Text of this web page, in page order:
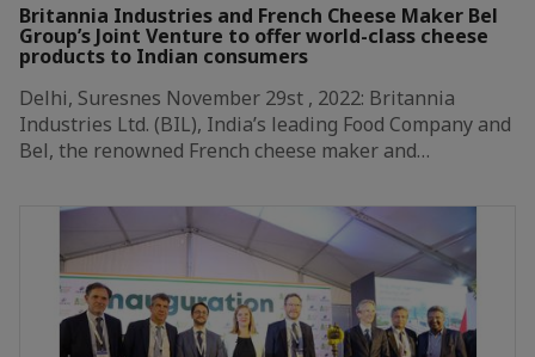
Britannia Industries and French Cheese Maker Bel
Group’s Joint Venture to offer world-class cheese
products to Indian consumers
Delhi, Suresnes November 29st , 2022: Britannia
Industries Ltd. (BIL), India’s leading Food Company and
Bel, the renowned French cheese maker and…